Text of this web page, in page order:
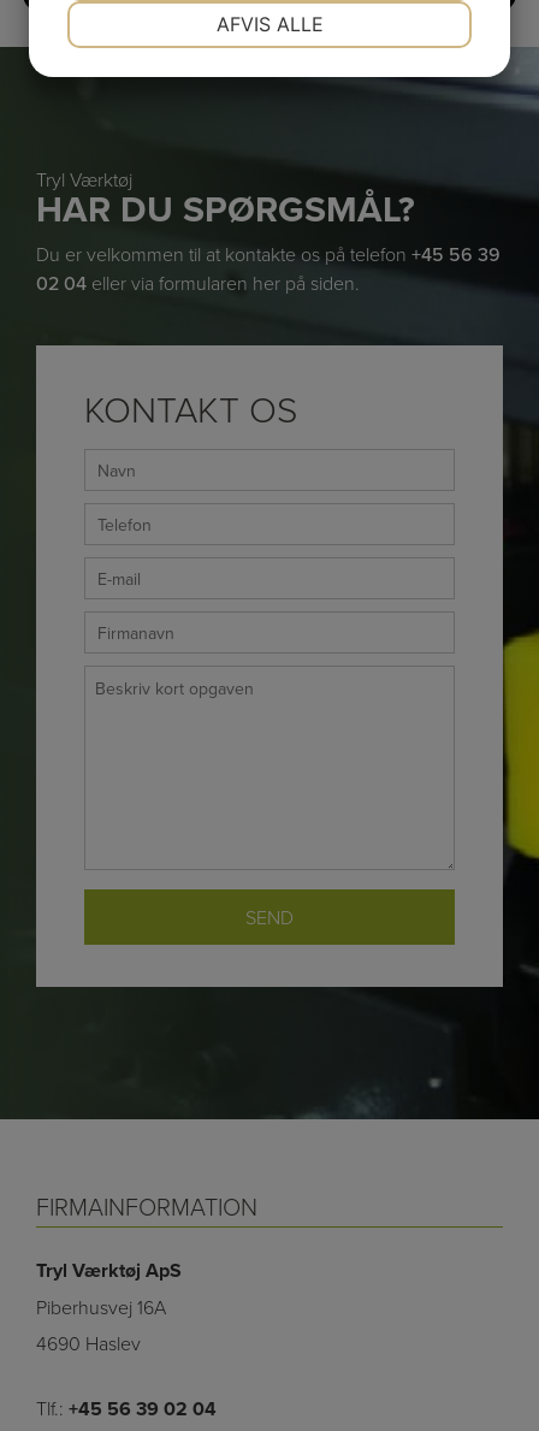
Tryl Værktøj
HAR DU SPØRGSMÅL?
Du er velkommen til at kontakte os på telefon +45 56 39
02 04 eller via formularen her på siden.
KONTAKT OS
Navn
*
Telefon
*
E-
mail
Firmanavn
*
Besked
FIRMAINFORMATION
Tryl Værktøj ApS
Piberhusvej 16A
4690 Haslev
Tlf.: +45 56 39 02 04
AFVIS ALLE